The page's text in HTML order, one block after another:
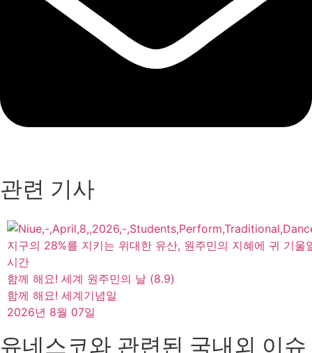
관련 기사
지구의 28%를 지키는 위대한 유산, 원주민의 지혜에 귀 기울
시간
함께 해요! 세계 원주민의 날 (8.9)
함께 해요! 세계기념일
2026년 8월 07일
유네스코와 관련된 국내외 이슈